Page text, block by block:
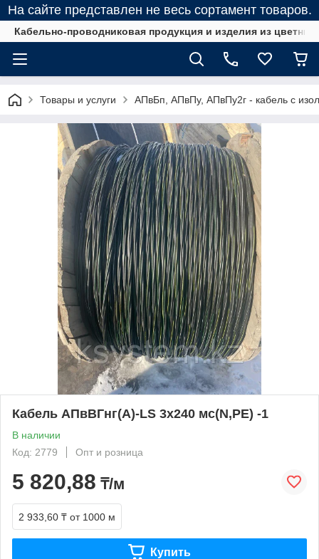
На сайте представлен не весь сортамент товаров.
Кабельно-проводниковая продукция и изделия из
Товары и услуги АПвБп, АПвПу, АПвПу2г - кабель с
Кабель АПвВГнг(А)-LS 3х240 мс(N,PE) -1
В наличии
Код: 2779
Опт и розница
5 820,88 ₸/м
2 933,60 ₸ от 1000 м
Купить